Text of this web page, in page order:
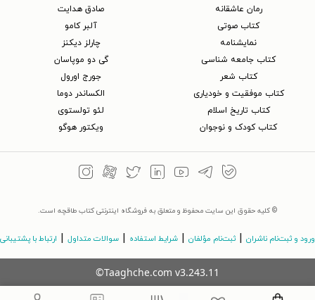
رمان عاشقانه
کتاب‌ صوتی
نمایشنامه
کتاب جامعه شناسی
کتاب شعر
کتاب موفقیت و خودیاری
کتاب تاریخ اسلام
کتاب کودک و نوجوان
صادق هدایت
آلبر کامو
چارلز دیکنز
گی دو موپاسان
جورج اورول
الکساندر دوما
لئو تولستوی
ویکتور هوگو
© کلیه حقوق این سایت محفوظ و متعلق به فروشگاه اینترنتی کتاب طاقچه است.
ورود و ثبت‌نام ناشران ثبت‌نام مؤلفان شرایط استفاده سوالات متداول ارتباط با پشتیبانی
©Taaghche.com v3.243.11